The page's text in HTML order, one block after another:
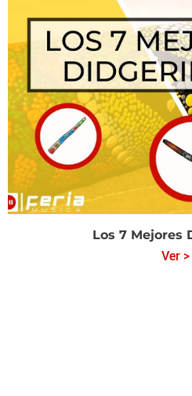
Los 7 Mejores
Ver >